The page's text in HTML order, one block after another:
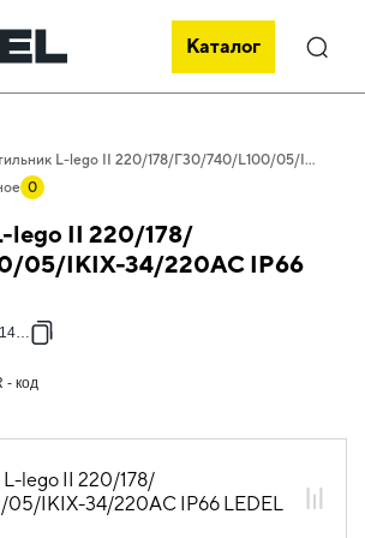
Каталог Поиск
LEDEL
Светильник L-lego II 220/178/Г30/740/L100/05/IKIX-34/220АС IP66 LEDEL
0
lego II 220/178/
05/IKIX-34/220АС IP66
18
- код